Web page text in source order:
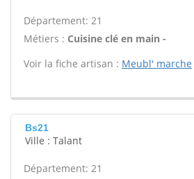
Département: 21
Métiers : Cuisine clé en main -
Voir la fiche artisan : Meubl' marche
Bs21
Ville : Talant
Département: 21